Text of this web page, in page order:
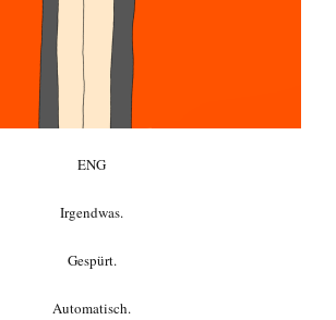
ENG
Irgendwas.
Gespürt.
Automatisch.